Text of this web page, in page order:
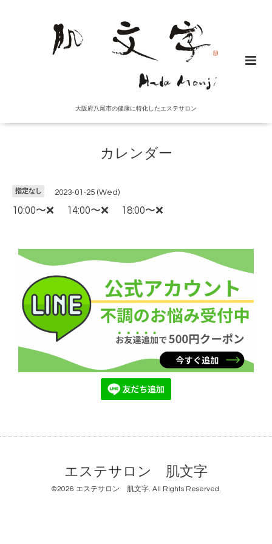
大阪府八尾市の健康に特化したエステサロン
カレンダー
指定なし 2023-01-25 (Wed)
10:00〜❌ 14:00〜❌ 18:00〜❌
エステサロン 肌文字
©2026 エステサロン 肌文字. All Rights Reserved.